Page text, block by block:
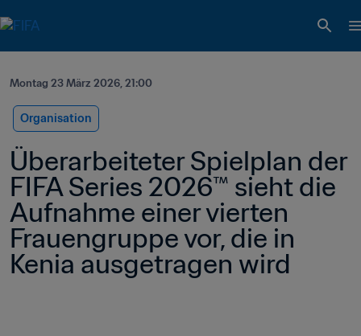
Montag 23 März 2026, 21:00
Organisation
Überarbeiteter Spielplan der
FIFA Series 2026™ sieht die
Aufnahme einer vierten
Frauengruppe vor, die in
Kenia ausgetragen wird